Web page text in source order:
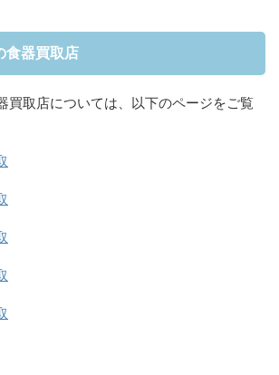
食器買取店
買取店については、以下のページをご覧